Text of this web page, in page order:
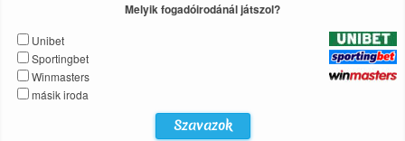
Melyik fogadóirodánál játszol?
Unibet
Sportingbet
Winmasters
másik iroda